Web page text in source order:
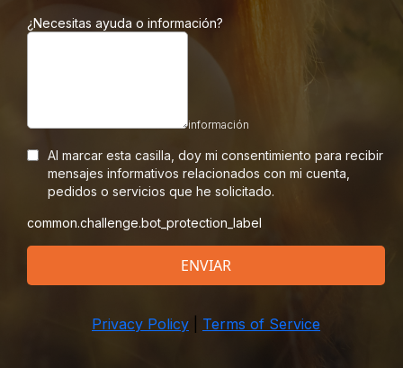
¿Necesitas ayuda o información?
información
Al marcar esta casilla, doy mi consentimiento para recibir
mensajes informativos relacionados con mi cuenta,
pedidos o servicios que he solicitado.
common.challenge.bot_protection_label
ENVIAR
Privacy Policy Terms of Service